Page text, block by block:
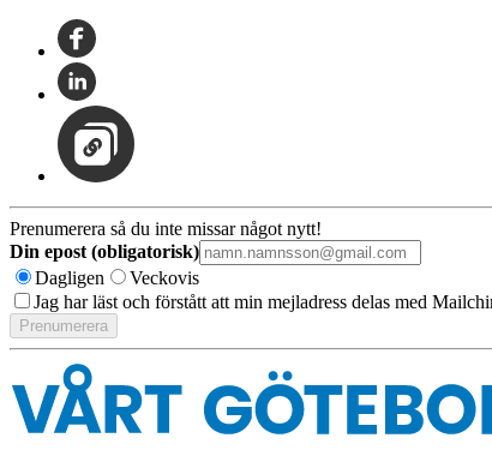
Prenumerera så du inte missar något nytt!
Din epost (obligatorisk)
Dagligen
Veckovis
Jag har läst och förstått att min mejladress delas med